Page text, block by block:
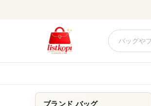
ブランド バッグ